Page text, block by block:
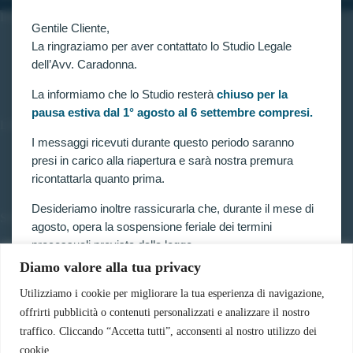
Diamo valore alla tua privacy
Utilizziamo i cookie per migliorare la tua esperienza di navigazione,
offrirti pubblicità o contenuti personalizzati e analizzare il nostro
traffico. Cliccando “Accetta tutti”, acconsenti al nostro utilizzo dei
cookie.
Gentile Cliente,
La ringraziamo per aver contattato lo Studio Legale
dell’Avv. Caradonna.
La informiamo che lo Studio resterà chiuso per la
pausa estiva dal 1° agosto al 6 settembre compresi.
I messaggi ricevuti durante questo periodo saranno
presi in carico alla riapertura e sarà nostra premura
ricontattarla quanto prima.
Desideriamo inoltre rassicurarla che, durante il mese di
agosto, opera la sospensione feriale dei termini
processuali prevista dalla legge.
Pertanto, nella generalità dei casi, i termini relativi a
ricorsi, impugnazioni e agli altri adempimenti
processuali, compresi quelli dinanzi al TAR, sono
sospesi.
Home
Chi siamo
Contatti
Prenota consulenza
Privacy e Cookie Policy
Forze armate e polizia
Concorsi pubblici
Pubblico impiego
Contratti con la pubblica amministrazione
Vittime del dovere ed equiparati